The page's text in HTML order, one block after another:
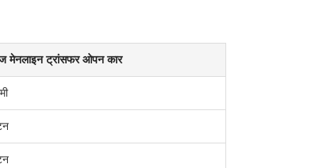
मेनलाइन ट्रांसफर ओपन कार